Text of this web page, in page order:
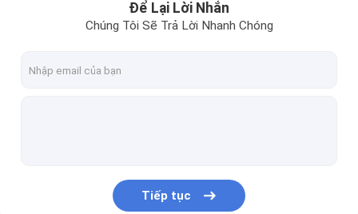
Trạm phát điện di động LiFePO4
Hệ thống điện liên tục
Ghim lưu trữ năng lượng Lifepo4
Để Lại Lời Nhắn
Chúng Tôi Sẽ Trả Lời Nhanh Chóng
Tiếp tục